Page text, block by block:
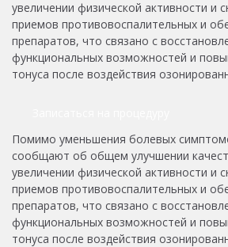
увеличении физической активности и
приемов противовоспалительных и
препаратов, что связано с
функциональных возможностей и
тонуса после воздействия
Помимо уменьшения болевых
сообщают об общем улучшении
увеличении физической активности и
приемов противовоспалительных и
препаратов, что связано с
функциональных возможностей и
тонуса после воздействия